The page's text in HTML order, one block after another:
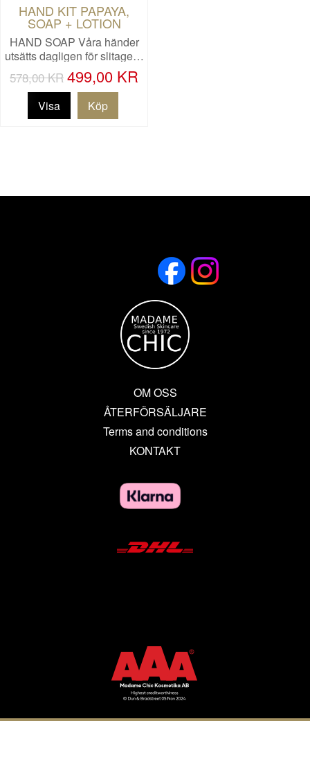
HAND KIT PAPAYA,
SOAP + LOTION
HAND SOAP Våra händer
utsätts dagligen för slitage…
578,00 KR 499,00 KR
Visa
OM OSS
ÅTERFÖRSÄLJARE
Terms and conditions
KONTAKT